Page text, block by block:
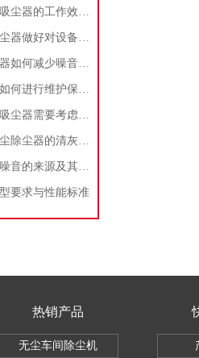
如何提高移动式吸尘器的工作效率？
使用石墨粉尘除尘器做好对设备的维护十分重要
防爆型工业集尘器如何减少噪音?三个方法轻松解决
车间除尘吸尘器如何进行维护保养？
挑选三相大功率吸尘器需要考虑哪些问题？
如何确定石墨粉尘除尘器的清灰速度？
工业脉冲集尘器噪音的来源及其控制策略
要求与性能标准
热销产品
无尘车间除尘机